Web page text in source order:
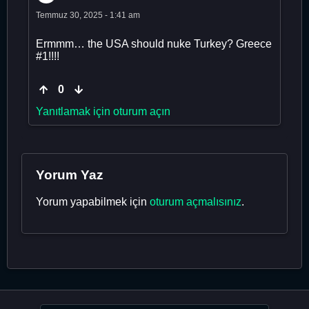
Temmuz 30, 2025 - 1:41 am
Ermmm… the USA should nuke Turkey? Greece
#1!!!!
0
Yanıtlamak için oturum açın
Yorum Yaz
Yorum yapabilmek için oturum açmalısınız.